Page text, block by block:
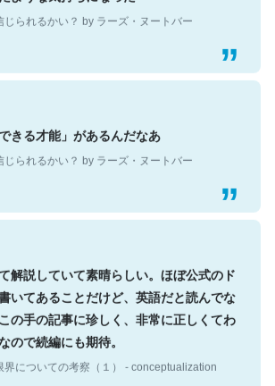
きる才能」があるんだなあ
解説していて素晴らしい。ほぼ公式のド
いてあることだけど、英語だと読んでな
の手の記事に珍しく、非常に正しくてわ
ので続編にも期待。